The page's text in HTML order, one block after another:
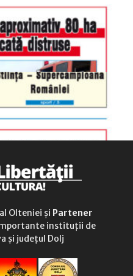
9.00 - 12.00
Olteniei și Partener
instituții de
și județul Dolj